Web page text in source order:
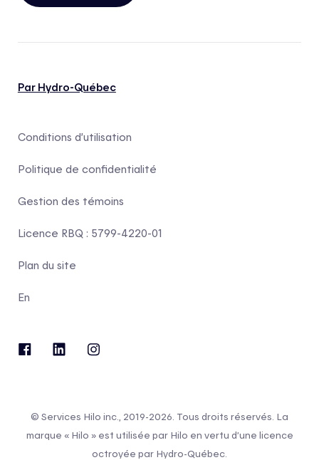
Par Hydro-Québec
Conditions d’utilisation
Politique de confidentialité
Gestion des témoins
Licence RBQ : 5799-4220-01
Plan du site
En
© Services Hilo inc., 2019-2026. Tous droits réservés. La
marque « Hilo » est utilisée par Hilo en vertu d’une licence
octroyée par Hydro-Québec.